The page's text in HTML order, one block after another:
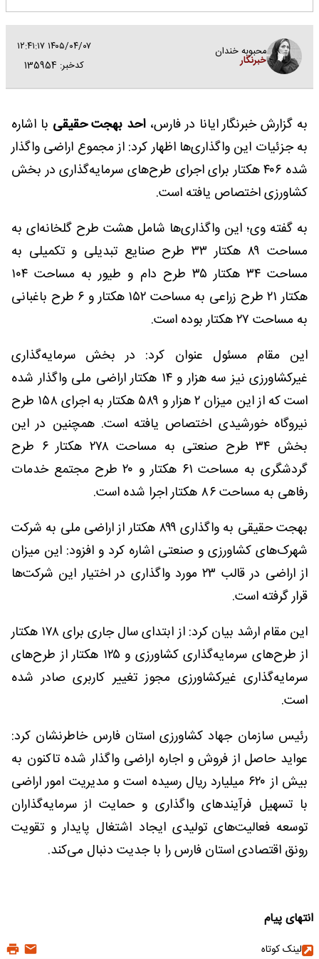
محبوبه خندان
خبرنگار
۱۴۰۵/۰۴/۰۷ ۱۲:۴۱:۱۷
کدخبر: 135954
به گزارش خبرنگار ایانا در فارس، احد بهجت حقیقی با اشاره
به جزئیات این واگذاری‌ها اظهار کرد: از مجموع اراضی واگذار
شده ۴۰۶ هکتار برای اجرای طرح‌های سرمایه‌گذاری در بخش
کشاورزی اختصاص یافته است.
به گفته وی؛ این واگذاری‌ها شامل هشت طرح گلخانه‌ای به
مساحت ۸۹ هکتار ۳۳ طرح صنایع تبدیلی و تکمیلی به
مساحت ۳۴ هکتار ۳۵ طرح دام و طیور به مساحت ۱۰۴
هکتار ۲۱ طرح زراعی به مساحت ۱۵۲ هکتار و ۶ طرح باغبانی
به مساحت ۲۷ هکتار بوده است.
این مقام مسئول عنوان کرد: در بخش سرمایه‌گذاری
غیرکشاورزی نیز سه هزار و ۱۴ هکتار اراضی ملی واگذار شده
است که از این میزان ۲ هزار و ۵۸۹ هکتار به اجرای ۱۵۸ طرح
نیروگاه خورشیدی اختصاص یافته است. همچنین در این
بخش ۳۴ طرح صنعتی به مساحت ۲۷۸ هکتار ۶ طرح
گردشگری به مساحت ۶۱ هکتار و ۲۰ طرح مجتمع خدمات
رفاهی به مساحت ۸۶ هکتار اجرا شده است.
بهجت حقیقی به واگذاری ۸۹۹ هکتار از اراضی ملی به شرکت
شهرک‌های کشاورزی و صنعتی اشاره کرد و افزود: این میزان
از اراضی در قالب ۲۳ مورد واگذاری در اختیار این شرکت‌ها
قرار گرفته است.
این مقام ارشد بیان کرد: از ابتدای سال جاری برای ۱۷۸ هکتار
از طرح‌های سرمایه‌گذاری کشاورزی و ۱۲۵ هکتار از طرح‌های
سرمایه‌گذاری غیرکشاورزی مجوز تغییر کاربری صادر شده
است.
رئیس سازمان جهاد کشاورزی استان فارس خاطرنشان کرد:
عواید حاصل از فروش و اجاره اراضی واگذار شده تاکنون به
بیش از ۶۲۰ میلیارد ریال رسیده است و مدیریت امور اراضی
با تسهیل فرآیندهای واگذاری و حمایت از سرمایه‌گذاران
توسعه فعالیت‌های تولیدی ایجاد اشتغال پایدار و تقویت
رونق اقتصادی استان فارس را با جدیت دنبال می‌کند.
انتهای پیام
لینک کوتاه